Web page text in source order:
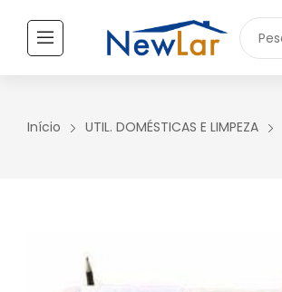
Início
UTIL. DOMÉSTICAS E LIMPEZA